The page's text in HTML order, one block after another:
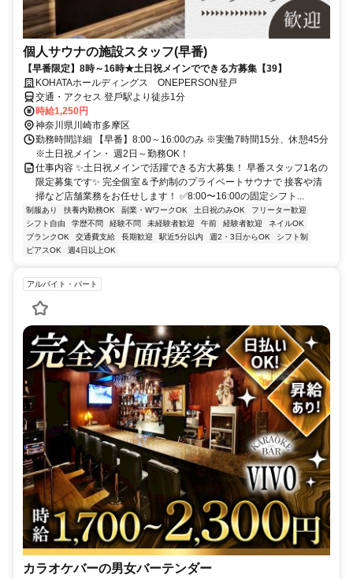
個人サウナの施設スタッフ(早番)
【早番限定】8時～16時★土日祝メインでできる方募集【39】
KOHATAホールディングス ONEPERSON登戸
交通・アクセス 登⼾駅より徒歩1分
時給1,250円
神奈川県川崎市多摩区
勤務時間詳細 【早番】8:00～16:00のみ ※実働7時間15分、休憩45分
※土日祝メイン・ 週2日～勤務OK！
仕事内容 ✨土日祝メインで活躍できる方大募集！ 早番スタッフ1名の
限定募集です✨ 完全個室＆予約制のプライベートサウナで 接客や清
掃など店舗業務をお任せします！ ✅8:00〜16:00の固定シフト...
制服あり 扶養内勤務OK 副業・WワークOK 土日祝のみOK
フリーター歓迎
シフト自由
学歴不問 経験不問 未経験者歓迎 午前 経験者歓迎
ネイルOK
ブランクOK
交通費支給 長期歓迎 駅近5分以内 週2・3日からOK
シフト制
ピアスOK
週4日以上OK
アルバイト・パート
カラオケバーの男女バーテンダー